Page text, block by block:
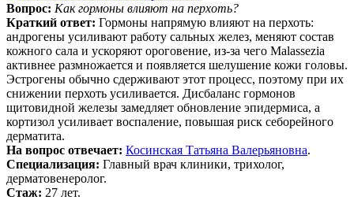
Вопрос: Как гормоны влияют на перхоть?
Краткий ответ: Гормоны напрямую влияют на перхоть:
андрогены усиливают работу сальных желез, меняют состав
кожного сала и ускоряют ороговение, из‑за чего Malassezia
активнее размножается и появляется шелушение кожи головы.
Эстрогены обычно сдерживают этот процесс, поэтому при их
снижении перхоть усиливается. Дисбаланс гормонов
щитовидной железы замедляет обновление эпидермиса, а
кортизол усиливает воспаление, повышая риск себорейного
дерматита.
На вопрос отвечает: Косинская Татьяна Валерьяновна.
Специализация: Главный врач клиники, трихолог,
дерматовенеролог.
Стаж: 27 лет.